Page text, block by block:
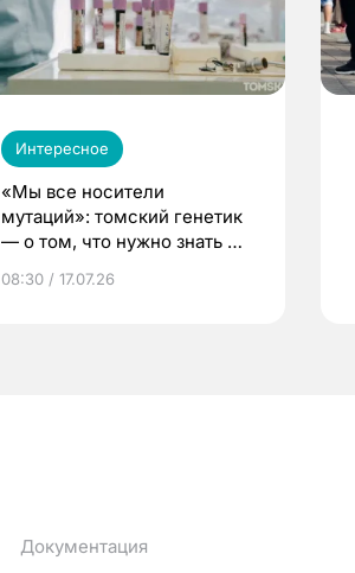
Интересное
«Мы все носители
мутаций»: томский генетик
— о том, что нужно знать до
08:30 / 17.07.26
Документация